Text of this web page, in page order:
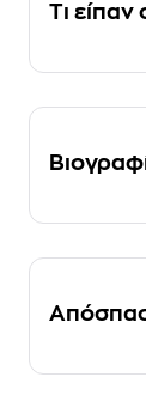
Τι είπαν